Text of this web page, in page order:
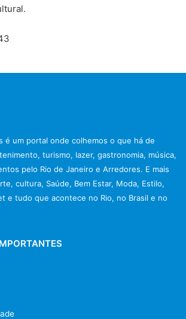
é um portal onde colhemos o que há de
turismo, lazer, gastronomia, música,
pelo Rio de Janeiro e Arredores. E mais
cultura, Saúde, Bem Estar, Moda, Estilo,
e tudo que acontece no Rio, no Brasil e no